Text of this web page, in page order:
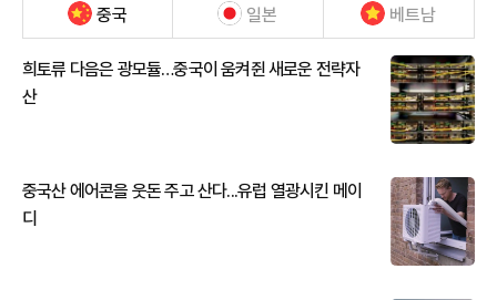
중국 일본 베트남
희토류 다음은 광모듈…중국이 움켜쥔 새로운 전략자
산
중국산 에어콘을 웃돈 주고 산다...유럽 열광시킨 메이
디